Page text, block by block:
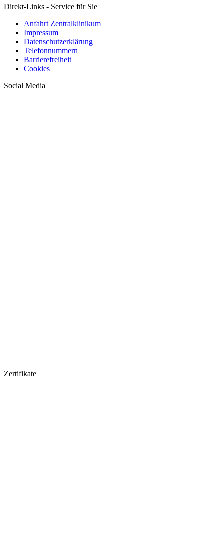
Direkt-Links - Service für Sie
Anfahrt Zentralklinikum
Impressum
Datenschutzerklärung
Telefonnummern
Barrierefreiheit
Cookies
Social Media
Zertifikate